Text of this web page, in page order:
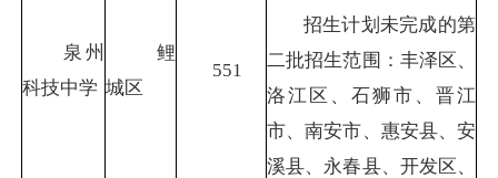
泉州
科技中学
鲤
城区
551
招生计划未完成的第
二批招生范围：丰泽区、
洛江区、石狮市、晋江
市、南安市、惠安县、安
溪县、永春县、开发区、